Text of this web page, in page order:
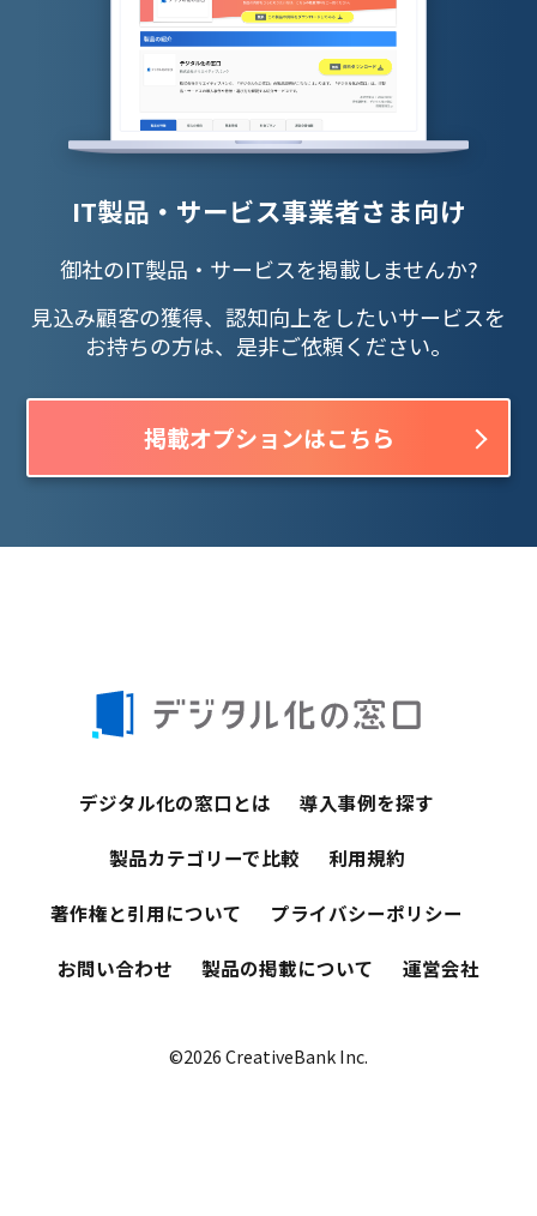
IT製品・サービス事業者さま向け
御社のIT製品・サービスを掲載しませんか?
見込み顧客の獲得、認知向上をしたいサービスを
お持ちの方は、是非ご依頼ください。
掲載オプションはこちら
デジタル化の窓口とは 導入事例を探す
製品カテゴリーで比較 利用規約
著作権と引用について プライバシーポリシー
お問い合わせ 製品の掲載について 運営会社
©2026 CreativeBank Inc.